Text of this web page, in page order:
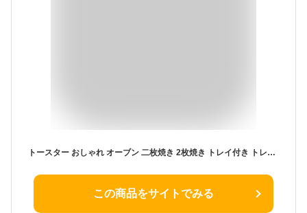
トースター おしゃれ オーブン 二枚焼き 2枚焼き トレイ付き トレー 網 焼き網 1000W 約幅35cm 食パン トースト キッチン家電 調理家電 1人暮らし 1人用 小型 小さい コンパクト スリム 横型 かわいい プレゼント ギフト BOE052( BRUNO ブルーノ オーブントースター )
この商品をサイトでみる